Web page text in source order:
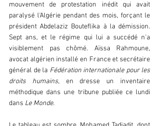
mouvement de protestation inédit qui avait
paralysé l'Algérie pendant des mois, forçant le
président Abdelaziz Bouteflika à la démission.
Sept ans, et le régime qui lui a succédé n'a
visiblement pas chômé. Aïssa Rahmoune,
avocat algérien installé en France et secrétaire
général de la Fédération internationale pour les
droits humains, en dresse un inventaire
méthodique dans une tribune publiée ce lundi
dans Le Monde.